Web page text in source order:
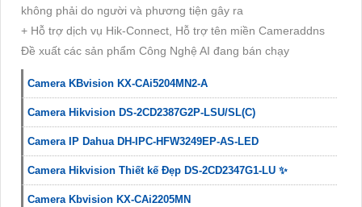
không phải do người và phương tiện gây ra
+ Hỗ trợ dịch vụ Hik-Connect, Hỗ trợ tên miền Cameraddns
Đề xuất các sản phẩm Công Nghệ AI đang bán chạy
Camera KBvision KX-CAi5204MN2-A
Camera Hikvision DS-2CD2387G2P-LSU/SL(C)
Camera IP Dahua DH-IPC-HFW3249EP-AS-LED
Camera Hikvision Thiết kế Đẹp DS-2CD2347G1-LU ✨
Camera Kbvision KX-CAi2205MN